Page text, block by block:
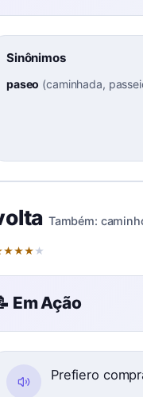
Sinônimos
paseo (caminhada,
Também:
★★★ ★
Em Ação
Prefiero